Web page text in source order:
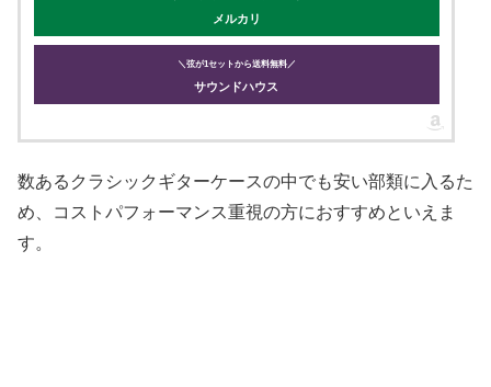
メルカリ
＼弦が1セットから送料無料／
サウンドハウス
数あるクラシックギターケースの中でも安い部類に入るた
め、コストパフォーマンス重視の方におすすめといえま
す。